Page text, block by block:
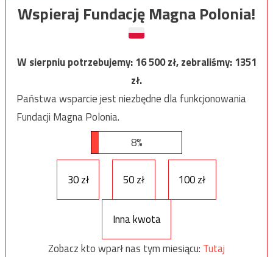
Wspieraj Fundację Magna Polonia!
W sierpniu potrzebujemy:16 500zł, zebraliśmy:1351
zł.
Państwa wsparcie jest niezbędne dla funkcjonowania
Fundacji Magna Polonia.
8%
30 zł 50 zł 100 zł
Inna kwota
Zobacz kto wparł nas tym miesiącu: Tutaj